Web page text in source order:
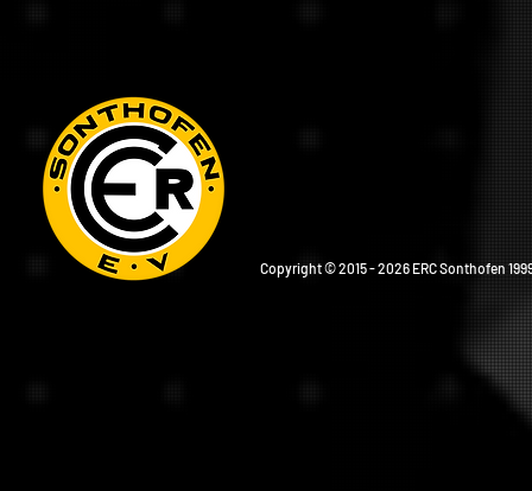
Copyright © 2015 - 2026 ERC Sonthofen